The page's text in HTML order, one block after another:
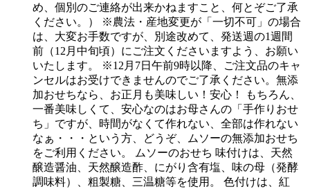
め、個別のご連絡が出来かねますこと、何とぞご了承
ください。） ※農法・産地変更が「一切不可」の場合
は、大変お手数ですが、別途改めて、発送週の1週間
前（12月中旬頃）にご注文くださいますよう、お願い
いたします。 ※12月7日午前9時以降、ご注文品のキャ
ンセルはお受けできませんのでご了承ください。無添
加おせちなら、お正月も美味しい！安心！ もちろん、
一番美味しくて、安心なのはお母さんの「手作りおせ
ち」ですが、時間がなくて作れない、全部は作れない
なぁ・・・という方、どうぞ、ムソーの無添加おせち
をご利用ください。 ムソーのおせち 味付けは、天然
醸造醤油、天然醸造酢、にがり含有塩、味の母（発酵
調味料）、粗製糖、三温糖等を使用。 色付けは、紅